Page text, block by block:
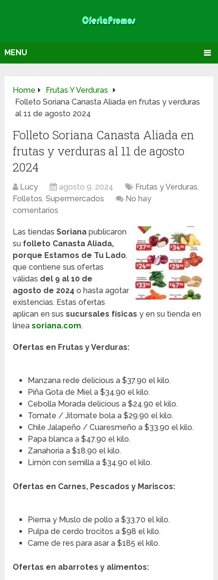
MENU
Home
Frutas Y Verduras
Folleto Soriana Canasta Aliada en frutas y verduras
al 11 de agosto 2024
Folleto Soriana Canasta Aliada en
frutas y verduras al 11 de agosto
2024
Lucy agosto 9, 2024 Frutas y Verduras,
Folletos,Supermercados
No hay
comentarios
Las tiendasSoriana publicaron
su folleto Canasta Aliada,
porque Estamos de Tu Lado,
que contiene sus ofertas
válidas del 9 al 10 de
agosto de 2024 o hasta agotar
existencias. Estas ofertas
aplican en sussucursales físicas y en su tienda en
líneasoriana.com.
Ofertas en Frutas y Verduras:
Manzana rede delicious a $37.90 el kilo.
Piña Gota de Miel a $34.90 el kilo.
Cebolla Morada delicious a $24.90 el kilo.
Tomate / Jitomate bola a $29.90 el kilo.
Chile Jalapeño / Cuaresmeño a $33.90 el kilo.
Papa blanca a $47.90 el kilo.
Zanahoria a $18.90 el kilo.
Limón con semilla a $34.90 el kilo.
Ofertas en Carnes, Pescados y Mariscos:
Pierna y Muslo de pollo a $33.70 el kilo.
Pulpa de cerdo trocitos a $98 el kilo.
Carne de res para asar a $185 el kilo.
Ofertas en abarrotes y alimentos: